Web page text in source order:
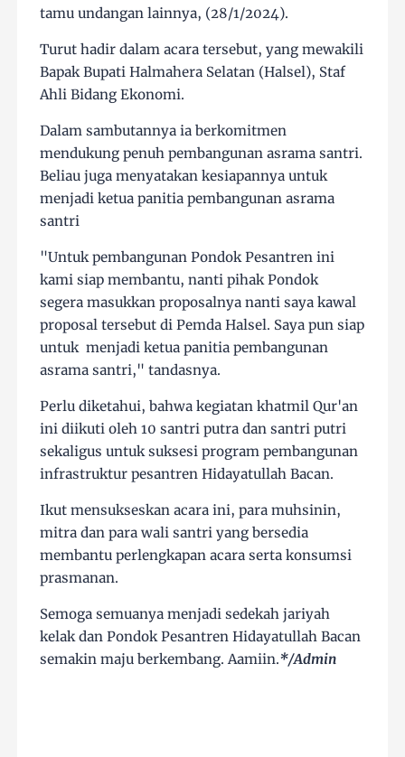
tamu undangan lainnya, (28/1/2024).
Turut hadir dalam acara tersebut, yang mewakili
Bapak Bupati Halmahera Selatan (Halsel), Staf
Ahli Bidang Ekonomi.
Dalam sambutannya ia berkomitmen
mendukung penuh pembangunan asrama santri.
Beliau juga menyatakan kesiapannya untuk
menjadi ketua panitia pembangunan asrama
santri
"Untuk pembangunan Pondok Pesantren ini
kami siap membantu, nanti pihak Pondok
segera masukkan proposalnya nanti saya kawal
proposal tersebut di Pemda Halsel. Saya pun siap
untuk menjadi ketua panitia pembangunan
asrama santri," tandasnya.
Perlu diketahui, bahwa kegiatan khatmil Qur'an
ini diikuti oleh 10 santri putra dan santri putri
sekaligus untuk suksesi program pembangunan
infrastruktur pesantren Hidayatullah Bacan.
Ikut mensukseskan acara ini, para muhsinin,
mitra dan para wali santri yang bersedia
membantu perlengkapan acara serta konsumsi
prasmanan.
Semoga semuanya menjadi sedekah jariyah
kelak dan Pondok Pesantren Hidayatullah Bacan
semakin maju berkembang. Aamiin.*/Admin